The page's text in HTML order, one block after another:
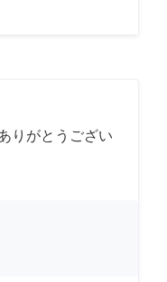
りがとうござい